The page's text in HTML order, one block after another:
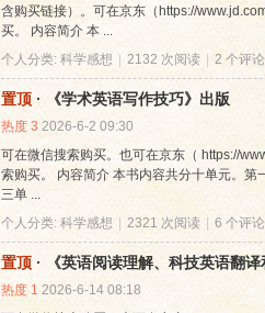
含购买链接）。可在京东（https://
买。 内容简介 本 ...
个人分类: 科学感想 2132 次阅读 2 个评论
置顶 · 《学术英语写作技巧》出版
热度 3 2026-6-2 09:30
可在微信搜索购买。也可在京东（ https://
索购买。 内容简介 本书内容共分十单元。
三单 ...
个人分类: 科学感想 2321 次阅读 6 个评论
置顶 · 《英语阅读理解、科技英语翻
热度1 2026-6-14 08:18